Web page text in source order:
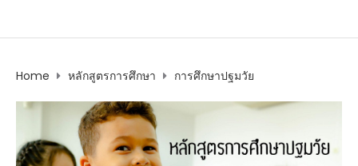
Home หลักสูตรการศึกษา การศึกษาปฐมวัย